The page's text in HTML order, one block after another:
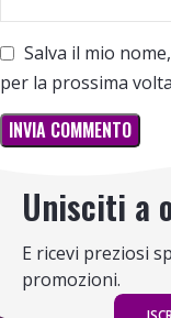
Salva il mio
per la prossima
Unisciti a
E ricevi preziosi
promozioni.